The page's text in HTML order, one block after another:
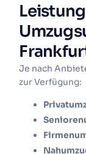
Je nach
zur Verfügung: